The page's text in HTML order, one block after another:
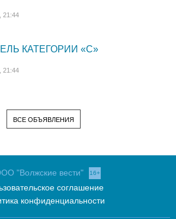
21:44
КАТЕГОРИИ «C»
21:44
ВСЕ ОБЪЯВЛЕНИЯ
"Волжские вести" 16+
соглашение
конфиденциальности